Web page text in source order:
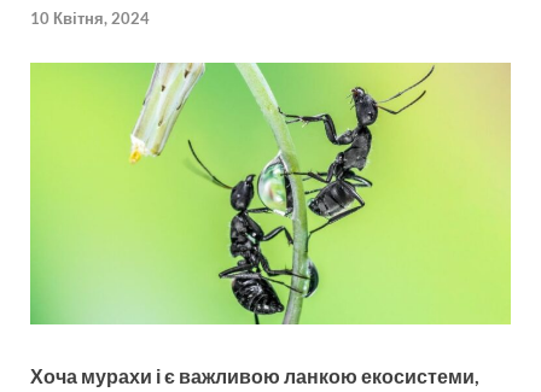
10 Квітня, 2024
Хоча мурахи і є важливою ланкою екосистеми,